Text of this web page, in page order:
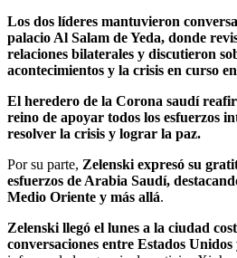
Los dos líderes mantuvieron
palacio Al Salam de Yeda, donde
relaciones bilaterales y discutieron
acontecimientos y la crisis en curso
El heredero de la Corona saudí
reino de apoyar todos los esfuerzos
resolver la crisis y lograr la paz.
Por su parte, Zelenski expresó su
esfuerzos de Arabia Saudí,
Medio Oriente y más allá.
Zelenski llegó el lunes a la ciudad
conversaciones entre Estados